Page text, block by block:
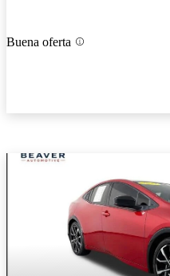
Buena oferta